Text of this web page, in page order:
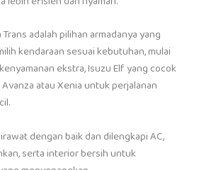
adalah pilihan armadanya yang
kendaraan sesuai kebutuhan, mulai
ekstra, Isuzu Elf yang cocok
atau Xenia untuk perjalanan
dengan baik dan dilengkapi AC,
serta interior bersih untuk